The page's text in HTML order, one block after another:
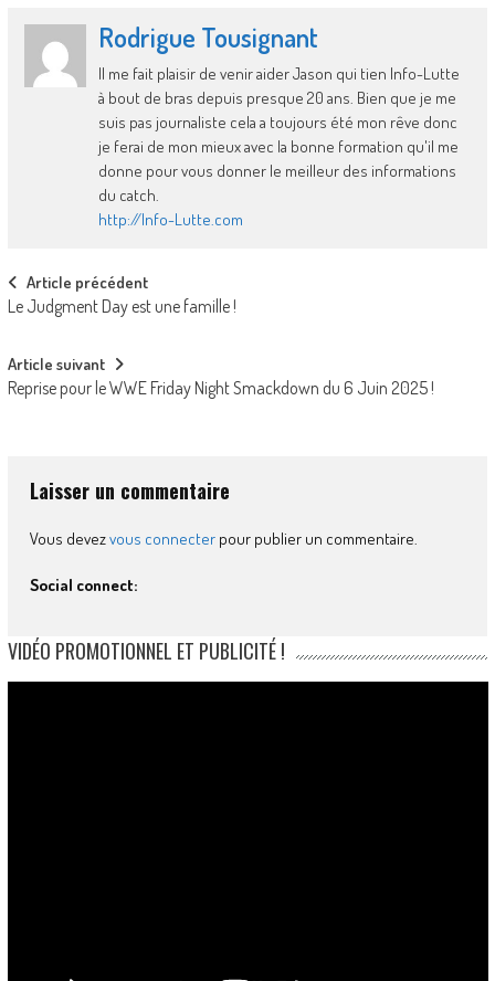
Rodrigue Tousignant
Il me fait plaisir de venir aider Jason qui tien Info-Lutte
à bout de bras depuis presque 20 ans. Bien que je me
suis pas journaliste cela a toujours été mon rêve donc
je ferai de mon mieux avec la bonne formation qu'il me
donne pour vous donner le meilleur des informations
du catch.
http://Info-Lutte.com
Post
navigation
Article précédent
Le Judgment Day est une famille !
Article suivant
Reprise pour le WWE Friday Night Smackdown du 6 Juin 2025 !
Laisser un commentaire
Vous devezvous connecterpour publier un commentaire.
Social connect:
VIDÉO PROMOTIONNEL ET PUBLICITÉ !